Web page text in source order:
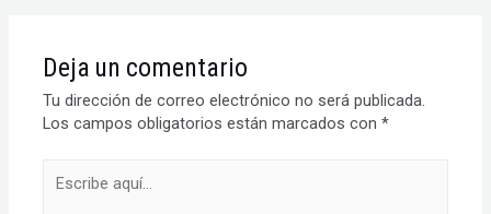
Deja un comentario
Tu dirección de correo electrónico no será publicada.
Los campos obligatorios están marcados con*
aquí...